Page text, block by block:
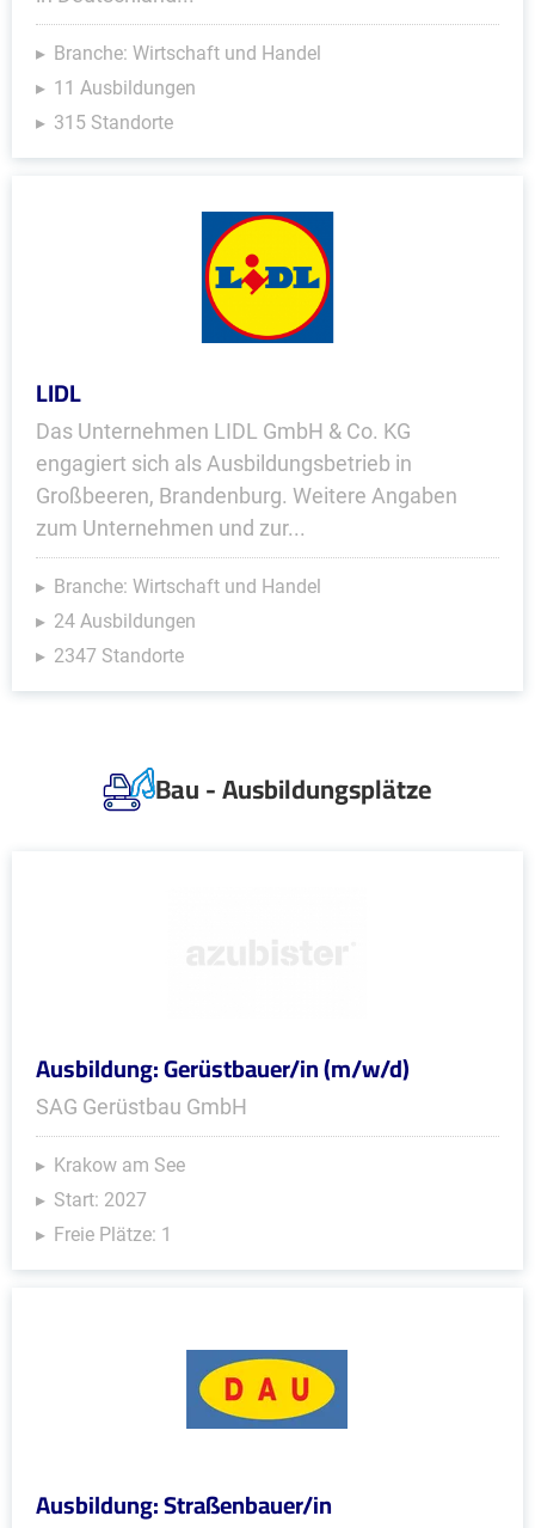
Branche: Wirtschaft und Handel
11 Ausbildungen
315 Standorte
LIDL
Das Unternehmen LIDL GmbH & Co. KG
engagiert sich als Ausbildungsbetrieb in
Großbeeren, Brandenburg. Weitere Angaben
zum Unternehmen und zur...
Branche: Wirtschaft und Handel
24 Ausbildungen
2347 Standorte
Bau - Ausbildungsplätze
Ausbildung: Gerüstbauer/in (m/w/d)
SAG Gerüstbau GmbH
Krakow am See
Start: 2027
Freie Plätze: 1
Ausbildung: Straßenbauer/in